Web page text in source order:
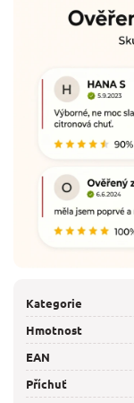
Kategorie
Hmotnost
EAN
Příchuť